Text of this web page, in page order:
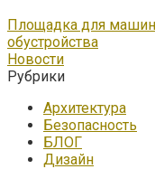
Площадка для
обустройства
Новости
Рубрики
Архитектура
Безопасность
БЛОГ
Дизайн